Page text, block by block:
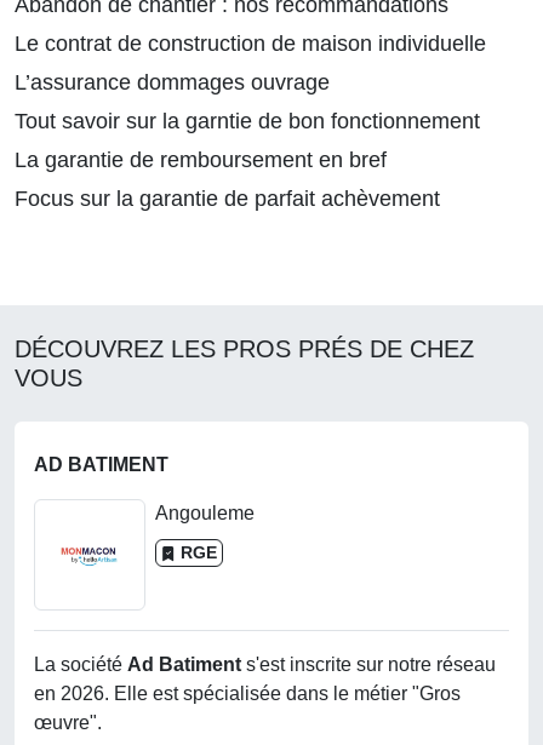
Le contrat de construction de maison individuelle
L’assurance dommages ouvrage
Tout savoir sur la garntie de bon fonctionnement
La garantie de remboursement en bref
Focus sur la garantie de parfait achèvement
DÉCOUVREZ LES PROS PRÉS DE CHEZ
VOUS
AD BATIMENT
Angouleme
RGE
La société Ad Batiment s'est inscrite sur notre réseau
en 2026. Elle est spécialisée dans le métier "Gros
œuvre".